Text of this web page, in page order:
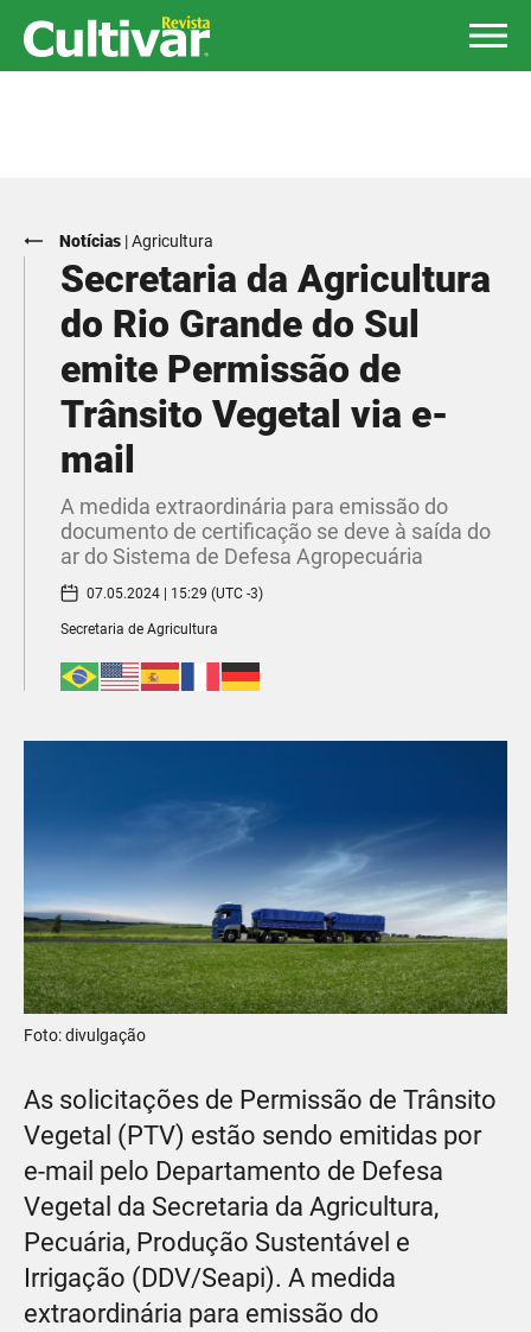
Notícias |Agricultura
Secretaria da Agricultura
do Rio Grande do Sul
emite Permissão de
Trânsito Vegetal via e-
mail
A medida extraordinária para emissão do
documento de certificação se deve à saída do
ar do Sistema de Defesa Agropecuária
07.05.2024 | 15:29 (UTC -3)
Secretaria de Agricultura
Foto: divulgação
As solicitações de Permissão de Trânsito
Vegetal (PTV) estão sendo emitidas por
e-mail pelo Departamento de Defesa
Vegetal da Secretaria da Agricultura,
Pecuária, Produção Sustentável e
Irrigação (DDV/Seapi). A medida
extraordinária para emissão do